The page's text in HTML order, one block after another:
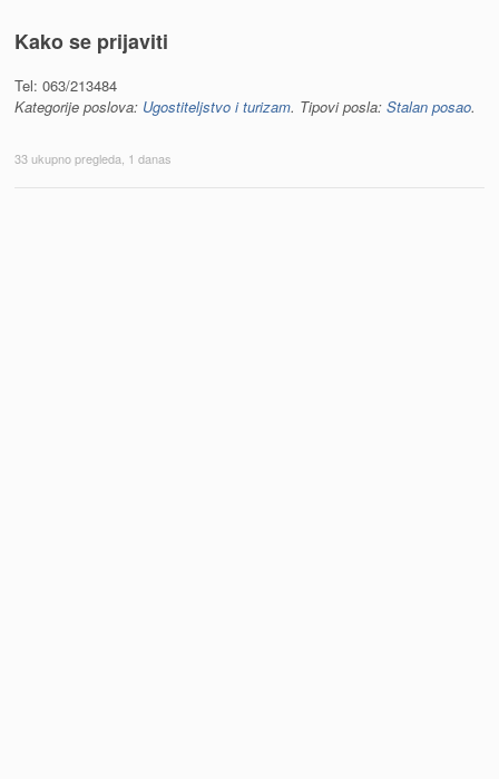
Kako se prijaviti
Tel: 063/213484
Kategorije poslova: Ugostiteljstvo i turizam. Tipovi posla:Stalan posao.
33 ukupno pregleda, 1 danas